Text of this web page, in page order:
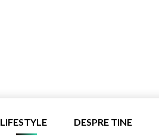
LIFESTYLE DESPRE TINE